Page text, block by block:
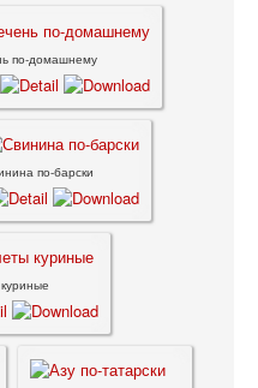
по-домашнему
по-барски